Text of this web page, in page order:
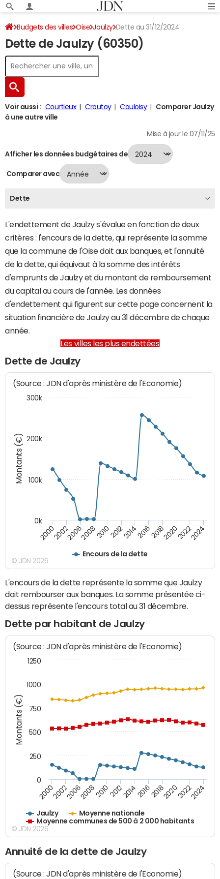
Budgets des villes Oise Jaulzy Dette au 31/12/2024
Dette de Jaulzy (60350)
Voir aussi : Courtieux Croutoy Couloisy
Comparer Jaulzy
à une autre ville
Mise à jour le 07/11/25
Afficher les données budgétaires de
Comparer avec
Dette
L'endettement de Jaulzy s'évalue en fonction de deux
critères : l'encours de la dette, qui représente la somme
que la commune de l'Oise doit aux banques, et l'annuité
de la dette, qui équivaut à la somme des intérêts
d'emprunts de Jaulzy et du montant de remboursement
du capital au cours de l'année. Les données
d'endettement qui figurent sur cette page concernent la
situation financière de Jaulzy au 31 décembre de chaque
année.
Les villes les plus endettées
Dette de Jaulzy
Montants (€)
(Source : JDN d'après ministère de l'Economie)
Encours de la dette
200020022006200820102012201420162018202020222024
0k
100k
200k
300k
© JDN 2026
L'encours de la dette représente la somme que Jaulzy
doit rembourser aux banques. La somme présentée ci-
dessus représente l'encours total au 31 décembre.
Dette par habitant de Jaulzy
Montants (€)
(Source : JDN d'après ministère de l'Economie)
Jaulzy
Moyenne nationale
Moyenne communes de 500 à 2 000 habitants
200020022006200820102012201420162018202020222024
0
250
500
750
1000
1250
© JDN 2026
Annuité de la dette de Jaulzy
(Source : JDN d'après ministère de l'Economie)